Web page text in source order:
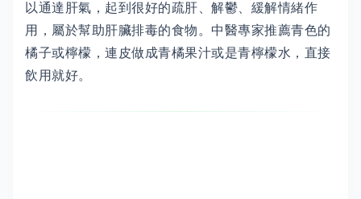
以通達肝氣，起到很好的疏肝、解鬱、緩解情緒作
用，屬於幫助肝臟排毒的食物。中醫專家推薦青色的
橘子或檸檬，連皮做成青橘果汁或是青檸檬水，直接
飲用就好。